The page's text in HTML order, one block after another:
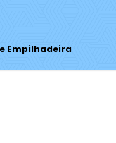
Empilhadeira